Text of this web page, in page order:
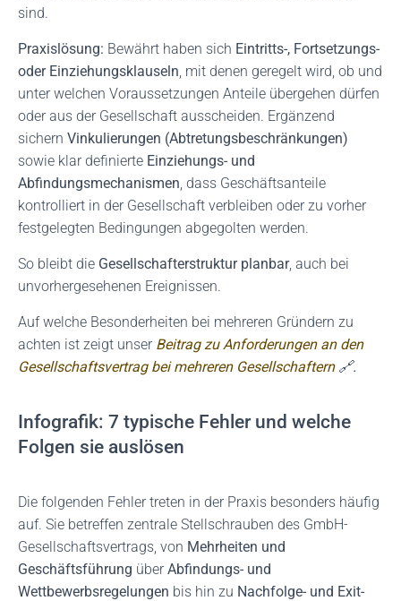
sind.
Praxislösung: Bewährt haben sich Eintritts-, Fortsetzungs-
oder Einziehungsklauseln, mit denen geregelt wird, ob und
unter welchen Voraussetzungen Anteile übergehen dürfen
oder aus der Gesellschaft ausscheiden. Ergänzend
sichern Vinkulierungen (Abtretungsbeschränkungen)
sowie klar definierte Einziehungs- und
Abfindungsmechanismen, dass Geschäftsanteile
kontrolliert in der Gesellschaft verbleiben oder zu vorher
festgelegten Bedingungen abgegolten werden.
So bleibt die Gesellschafterstruktur planbar, auch bei
unvorhergesehenen Ereignissen.
Auf welche Besonderheiten bei mehreren Gründern zu
achten ist zeigt unser Beitrag zu Anforderungen an den
Gesellschaftsvertrag bei mehreren Gesellschaftern🔗.
Infografik: 7 typische Fehler und welche
Folgen sie auslösen
Die folgenden Fehler treten in der Praxis besonders häufig
auf. Sie betreffen zentrale Stellschrauben des GmbH-
Gesellschaftsvertrags, von Mehrheiten und
Geschäftsführung überAbfindungs- und
Wettbewerbsregelungen bis hin zu Nachfolge- und Exit-